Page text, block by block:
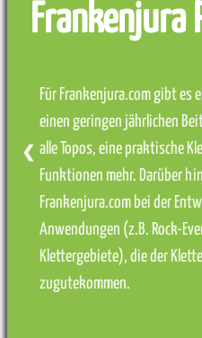
Frankenjura
Für Frankenjura.com gibt es
einen geringen jährlichen
alle Topos, eine praktische
Funktionen mehr. Darüber
Frankenjura.com bei der
Anwendungen (z.B. Rock-
Klettergebiete), die der
zugutekommen.
❮